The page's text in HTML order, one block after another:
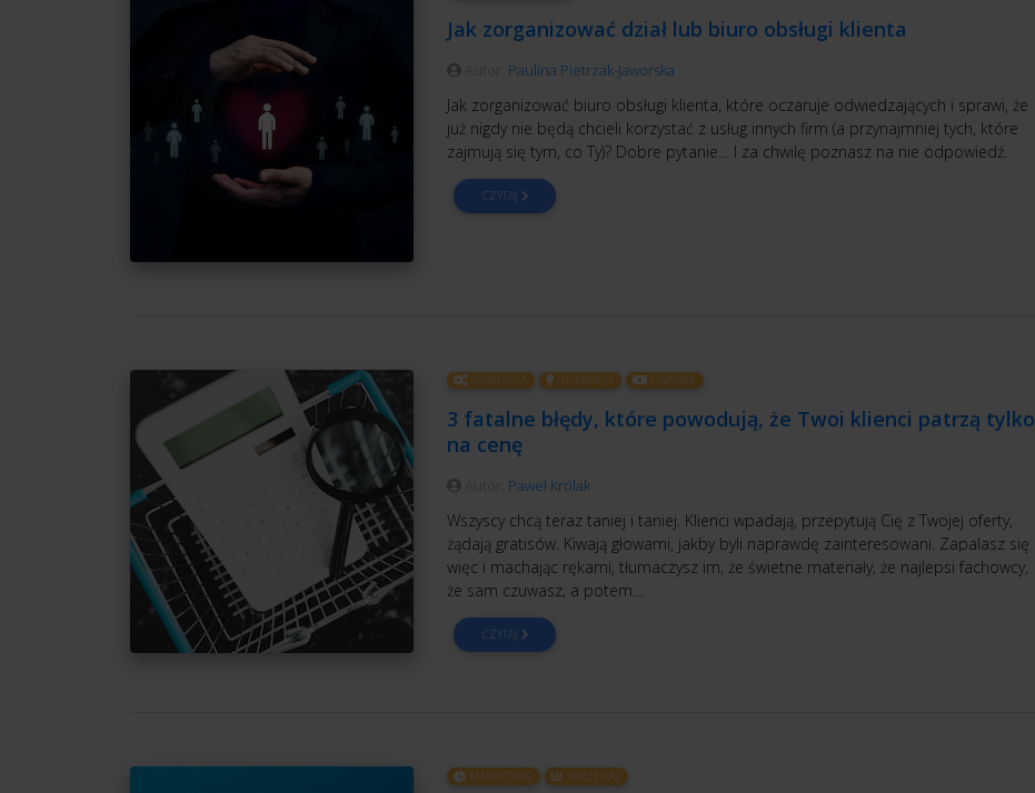
Jak zorganizować dział lub biuro obsługi klienta
Paulina Pietrzak-Jaworska
Jak zorganizować biuro obsługi klienta, które oczaruje odwiedzających i sprawi, że
już nigdy nie będą chcieli korzystać z usług innych firm (a przynajmniej tych, które
zajmują się tym, co Ty)? Dobre pytanie… I za chwilę poznasz na nie odpowiedź.
CZYTAJ
STRATEGIA INSPIRACJE FINANSE
3 fatalne błędy, które powodują, że Twoi klienci patrzą tylko
na cenę
Paweł Królak
Wszyscy chcą teraz taniej i taniej. Klienci wpadają, przepytują Cię z Twojej oferty,
żądają gratisów. Kiwają głowami, jakby byli naprawdę zainteresowani. Zapalasz się
więc i machając rękami, tłumaczysz im, że świetne materiały, że najlepsi fachowcy,
że sam czuwasz, a potem…
CZYTAJ
MARKETING SPRZEDAŻ